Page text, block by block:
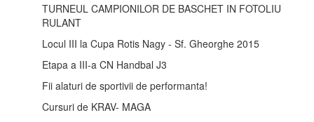
TURNEUL CAMPIONILOR DE BASCHET IN FOTOLIU
RULANT
Locul III la Cupa Rotis Nagy - Sf. Gheorghe 2015
Etapa a III-a CN Handbal J3
Fii alaturi de sportivii de performanta!
Cursuri de KRAV- MAGA